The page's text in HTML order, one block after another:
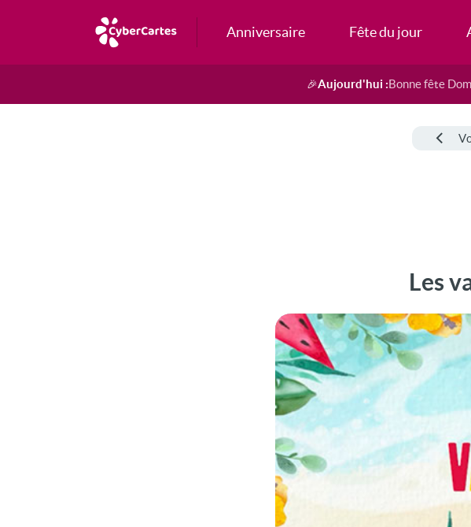
Anniversaire Fête du jour
🎉Aujourd'hui :Bonne fête
Les